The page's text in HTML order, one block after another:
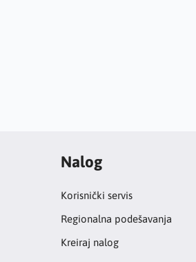
Nalog
Korisnički servis
Regionalna podešavanja
Kreiraj nalog